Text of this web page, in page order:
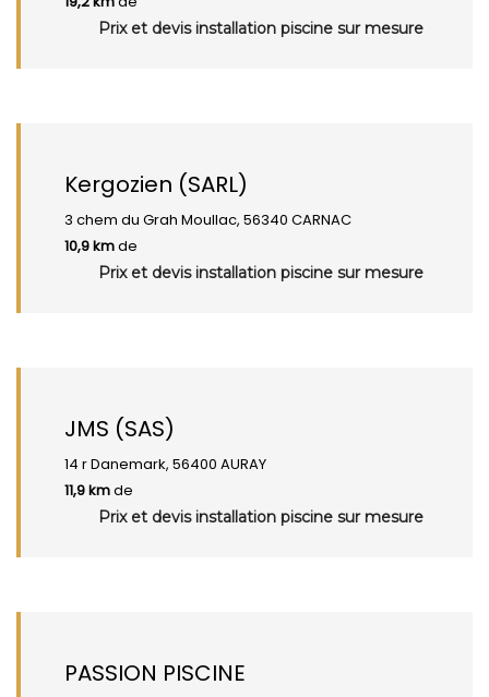
Prix et devis installation piscine sur mesure
Kergozien (SARL)
3 chem du Grah Moullac, 56340 CARNAC
10,9 kmde
Prix et devis installation piscine sur mesure
JMS (SAS)
14 r Danemark, 56400 AURAY
11,9 kmde
Prix et devis installation piscine sur mesure
PASSION PISCINE